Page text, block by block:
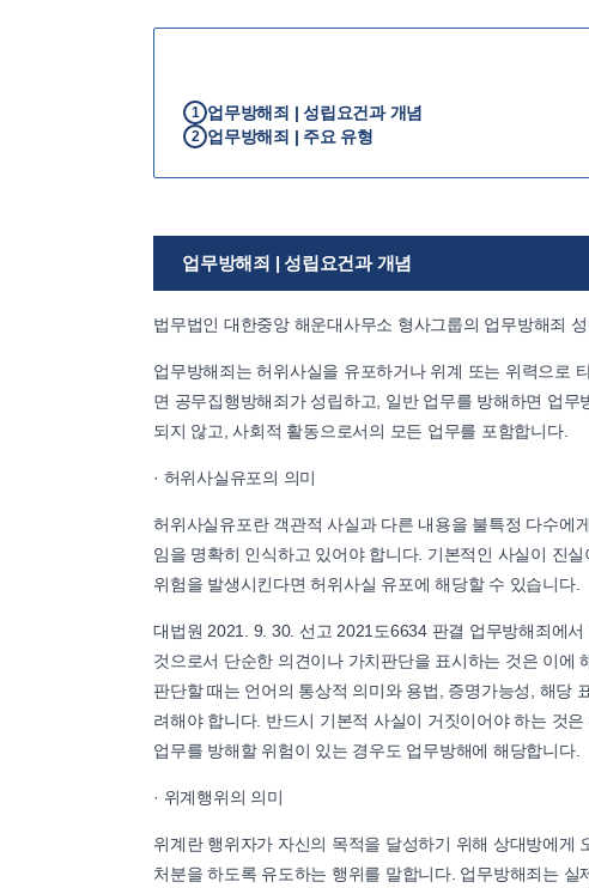
1 업무방해죄 | 성립요건과 개념
2 업무방해죄 | 주요 유형
업무방해죄 | 성립요건과 개념
법무법인 대한중앙 해운대사무소 형사그룹의 업무방해죄
업무방해죄는 허위사실을 유포하거나 위계 또는 위력으로
면 공무집행방해죄가 성립하고, 일반 업무를 방해하면 업
되지 않고, 사회적 활동으로서의 모든 업무를 포함합니다.
· 허위사실유포의 의미
허위사실유포란 객관적 사실과 다른 내용을 불특정 다수에
임을 명확히 인식하고 있어야 합니다. 기본적인 사실이 진
위험을 발생시킨다면 허위사실 유포에 해당할 수 있습니다.
대법원 2021. 9. 30. 선고 2021도6634 판결 업무방해죄에
것으로서 단순한 의견이나 가치판단을 표시하는 것은 이에
판단할 때는 언어의 통상적 의미와 용법, 증명가능성, 해당
려해야 합니다. 반드시 기본적 사실이 거짓이어야 하는 것
업무를 방해할 위험이 있는 경우도 업무방해에 해당합니다.
· 위계행위의 의미
위계란 행위자가 자신의 목적을 달성하기 위해 상대방에게
처분을 하도록 유도하는 행위를 말합니다. 업무방해죄는